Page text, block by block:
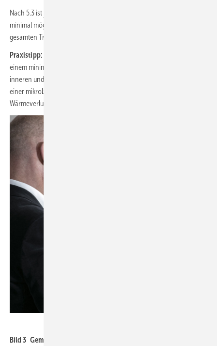
Nach 5.3 ist jede Trinkwasser-Installation so zu planen, dass sie ein
minimal mögliches Wasservolumen enthält (Dimensionierung der
gesamten Trinkwasser-Installation und Länge der Einzelzuleitungen).
Praxistipp:
einem minimalen Volumen. Und sie haben zusätzlich die geringsten
inneren und äußeren Oberflächen: Diese sind wichtig zur Begrenzung
einer mikrobiologischen Besiedlung und der Wärmeaufnahme bzw.
Wärmeverluste von PWC und PWH / PWH-C.
Bild 3 Gemäß VDI 6023 Blatt 1 müssen Betrieb und Instandhaltung